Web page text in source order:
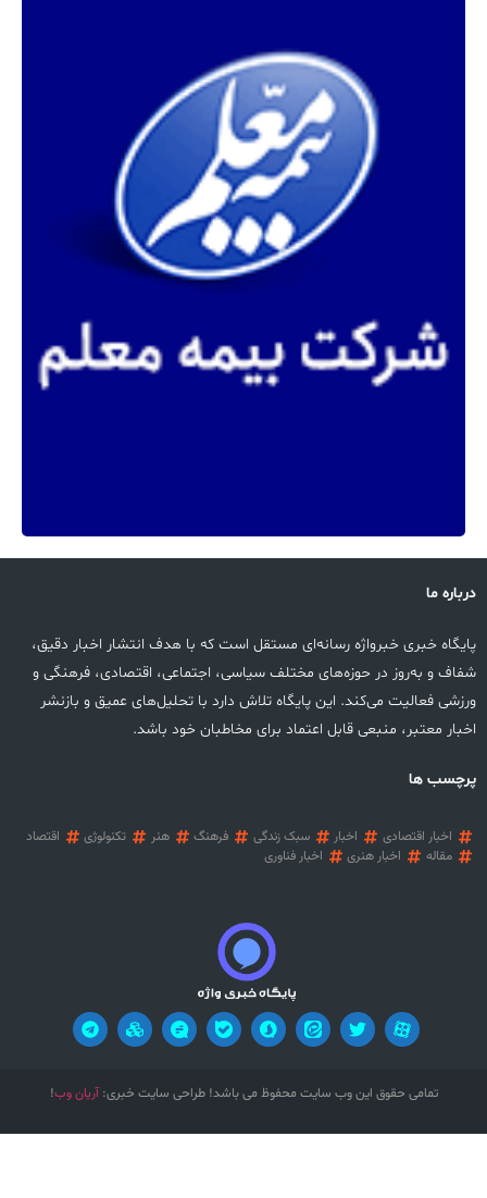
درباره ما
پایگاه خبری خبرواژه رسانه‌ای مستقل است که با هدف انتشار اخبار دقیق،
شفاف و به‌روز در حوزه‌های مختلف سیاسی، اجتماعی، اقتصادی، فرهنگی و
ورزشی فعالیت می‌کند. این پایگاه تلاش دارد با تحلیل‌های عمیق و بازنشر
اخبار معتبر، منبعی قابل اعتماد برای مخاطبان خود باشد.
پرچسب ها
اخبار اقتصادی اخبار سبک زندگی فرهنگ هنر تکنولوژی
اقتصاد
مقاله
اخبار هنری اخبار فناوری
تمامی حقوق این وب سایت محفوظ می باشد! طراحی سایت خبری:آریان وب!